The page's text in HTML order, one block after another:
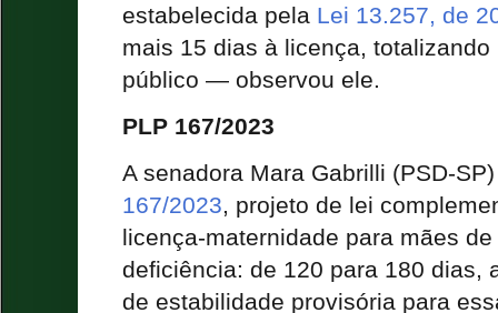
estabelecida pela Lei 13.257, de
mais 15 dias à licença,
público — observou ele.
PLP 167/2023
A senadora Mara Gabrilli (PSD-
167/2023, projeto de lei
licença-maternidade para mães
deficiência: de 120 para 180 dias,
de estabilidade provisória para